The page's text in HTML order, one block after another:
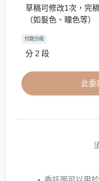
草稿可修改1次，完
（如髮色、瞳色等）
付款分段
分 2 段
此委